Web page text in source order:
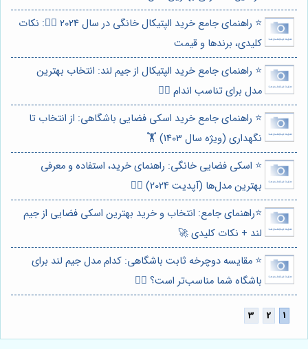
⭐️ راهنمای جامع خرید الپتیکال خانگی در سال 2024 🏃‍♀️: نکات
کلیدی، برندها و قیمت
⭐️ راهنمای جامع خرید الپتیکال از جیم لند: انتخاب بهترین
مدل برای تناسب اندام 🏃‍♀️
⭐️ راهنمای جامع خرید اسکی فضایی باشگاهی: از انتخاب تا
نگهداری (ویژه سال 1403) 🏋️
⭐️ اسکی فضایی خانگی: راهنمای خرید، استفاده و معرفی
بهترین مدل‌ها (آپدیت 2024) 🏃‍♀️
⭐️راهنمای جامع: انتخاب و خرید بهترین اسکی فضایی از جیم
لند + نکات کلیدی 🚀
⭐️ مقایسه دوچرخه ثابت باشگاهی: کدام مدل جیم لند برای
باشگاه شما مناسب‌تر است؟ 🏋️‍♀️